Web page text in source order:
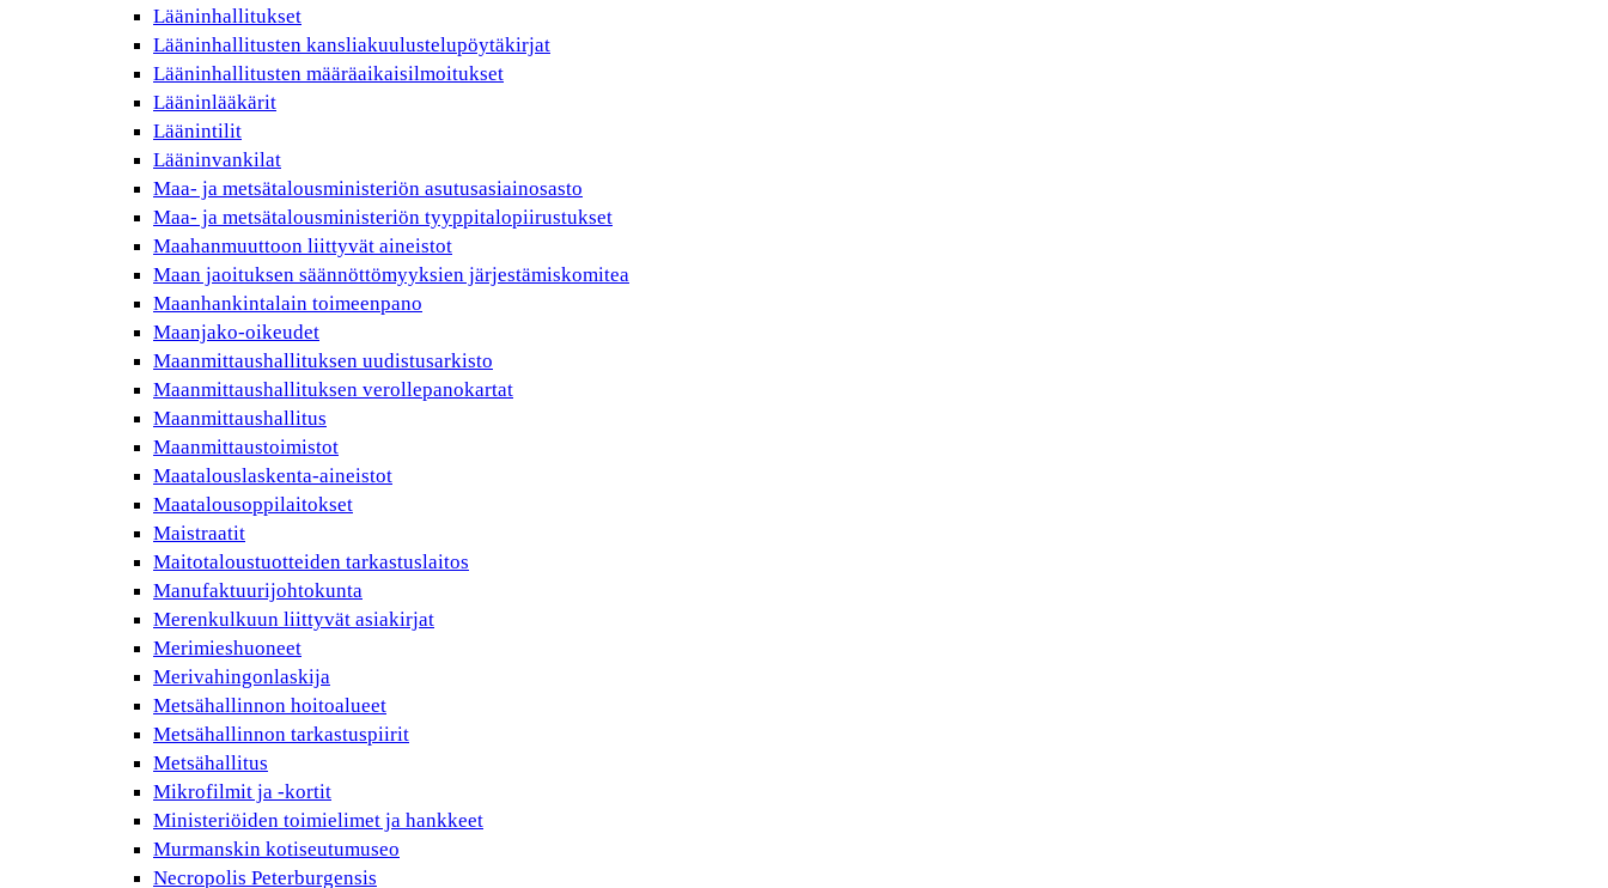
Lääninhallitukset
Lääninhallitusten kansliakuulustelupöytäkirjat
Lääninhallitusten määräaikaisilmoitukset
Lääninlääkärit
Läänintilit
Lääninvankilat
Maa- ja metsätalousministeriön asutusasiainosasto
Maa- ja metsätalousministeriön tyyppitalopiirustukset
Maahanmuuttoon liittyvät aineistot
Maan jaoituksen säännöttömyyksien järjestämiskomitea
Maanhankintalain toimeenpano
Maanjako-oikeudet
Maanmittaushallituksen uudistusarkisto
Maanmittaushallituksen verollepanokartat
Maanmittaushallitus
Maanmittaustoimistot
Maatalouslaskenta-aineistot
Maatalousoppilaitokset
Maistraatit
Maitotaloustuotteiden tarkastuslaitos
Manufaktuurijohtokunta
Merenkulkuun liittyvät asiakirjat
Merimieshuoneet
Merivahingonlaskija
Metsähallinnon hoitoalueet
Metsähallinnon tarkastuspiirit
Metsähallitus
Mikrofilmit ja -kortit
Ministeriöiden toimielimet ja hankkeet
Murmanskin kotiseutumuseo
Necropolis Peterburgensis